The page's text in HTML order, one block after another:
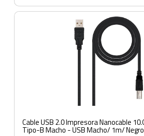
Cable USB 2.0 Impresora Nanocable
Tipo-B Macho - USB Macho/ 1m/ Negro